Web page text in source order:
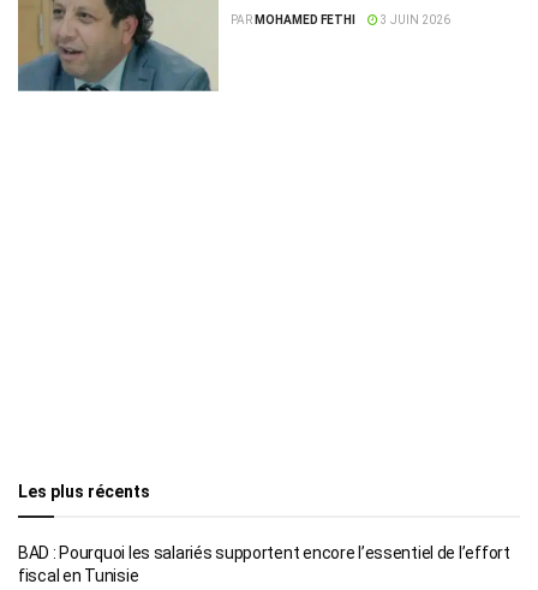
Vérité et Dignité
PAR MOHAMED FETHI 3 JUIN 2026
Les plus récents
BAD : Pourquoi les salariés supportent encore l’essentiel de l’effort
fiscal en Tunisie